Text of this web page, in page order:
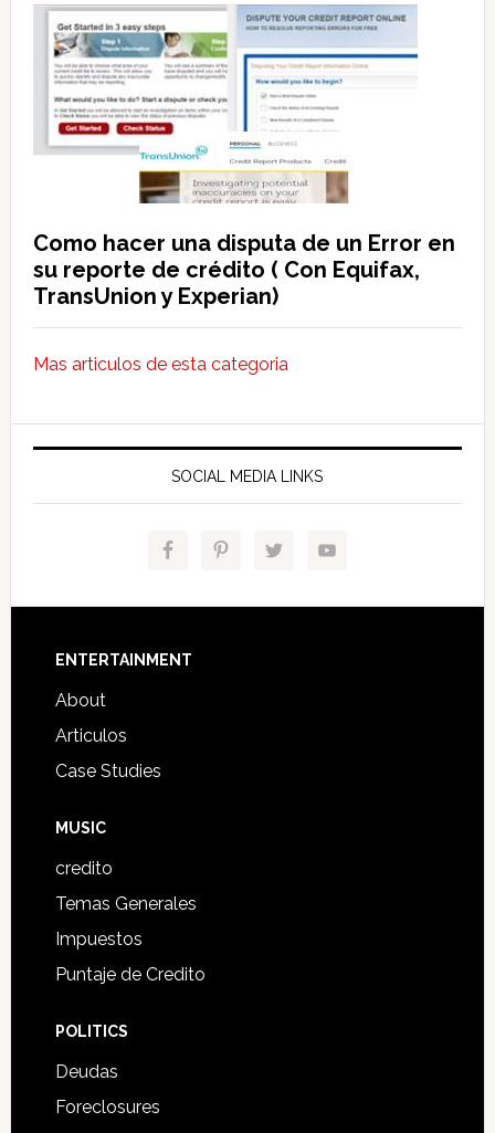
Como hacer una disputa de un Error en
su reporte de crédito ( Con Equifax,
TransUnion y Experian)
Mas articulos de esta categoria
SOCIAL MEDIA LINKS
Footer
ENTERTAINMENT
About
Articulos
Case Studies
MUSIC
credito
Temas Generales
Impuestos
Puntaje de Credito
POLITICS
Deudas
Foreclosures